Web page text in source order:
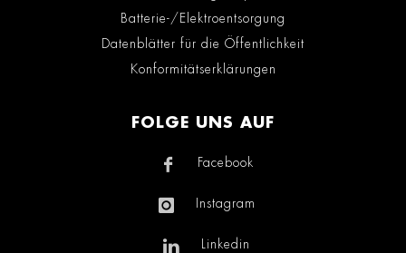
Batterie-/Elektroentsorgung
Datenblätter für die Öffentlichkeit
Konformitätserklärungen
FOLGE UNS AUF
Facebook
Instagram
Linkedin